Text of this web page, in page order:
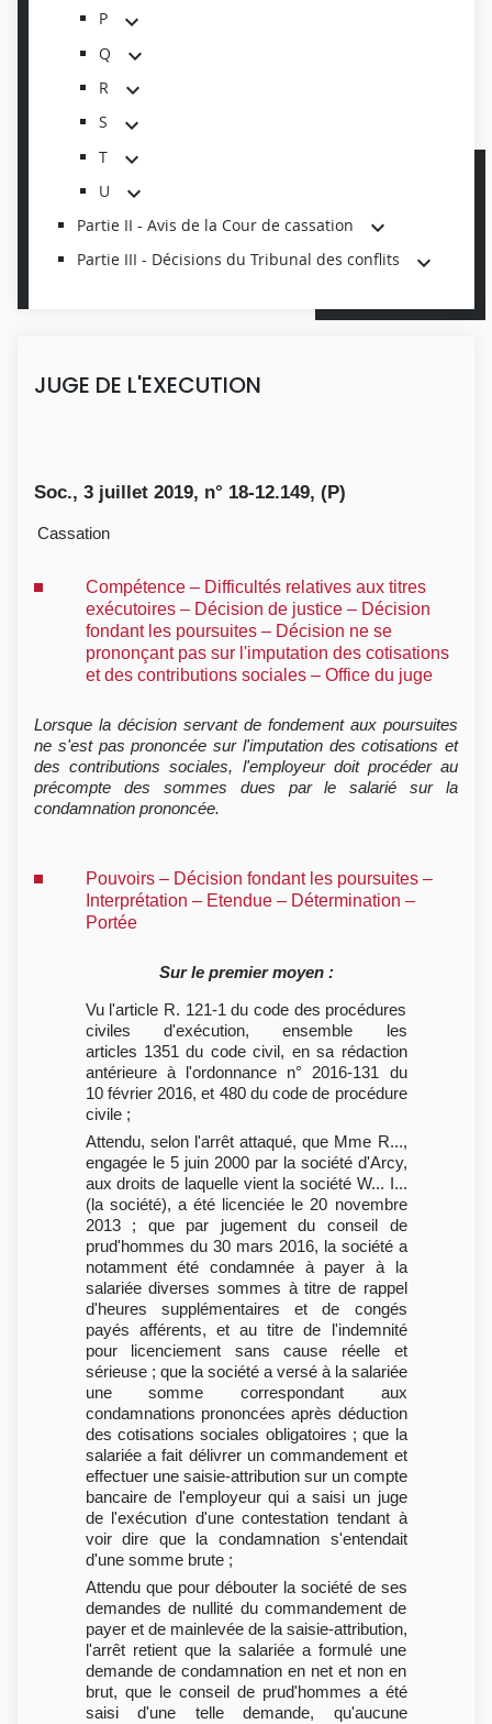
P
Q
R
S
T
U
Partie II - Avis de la Cour de cassation
Partie III - Décisions du Tribunal des conflits
JUGE DE L'EXECUTION
Soc., 3 juillet 2019, n° 18-12.149, (P)
Cassation
Compétence – Difficultés relatives aux titres
exécutoires – Décision de justice – Décision
fondant les poursuites – Décision ne se
prononçant pas sur l'imputation des cotisations
et des contributions sociales – Office du juge
Lorsque la décision servant de fondement aux poursuites
ne s'est pas prononcée sur l'imputation des cotisations et
des contributions sociales, l'employeur doit procéder au
précompte des sommes dues par le salarié sur la
condamnation prononcée.
Pouvoirs – Décision fondant les poursuites –
Interprétation – Etendue – Détermination –
Portée
Sur le premier moyen :
Vu l'article R. 121-1 du code des procédures
civiles d'exécution, ensemble les
articles 1351 du code civil, en sa rédaction
antérieure à l'ordonnance n° 2016-131 du
10 février 2016, et 480 du code de procédure
civile ;
Attendu, selon l'arrêt attaqué, que Mme R...,
engagée le 5 juin 2000 par la société d'Arcy,
aux droits de laquelle vient la société W... I...
(la société), a été licenciée le 20 novembre
2013 ; que par jugement du conseil de
prud'hommes du 30 mars 2016, la société a
notamment été condamnée à payer à la
salariée diverses sommes à titre de rappel
d'heures supplémentaires et de congés
payés afférents, et au titre de l'indemnité
pour licenciement sans cause réelle et
sérieuse ; que la société a versé à la salariée
une somme correspondant aux
condamnations prononcées après déduction
des cotisations sociales obligatoires ; que la
salariée a fait délivrer un commandement et
effectuer une saisie-attribution sur un compte
bancaire de l'employeur qui a saisi un juge
de l'exécution d'une contestation tendant à
voir dire que la condamnation s'entendait
d'une somme brute ;
Attendu que pour débouter la société de ses
demandes de nullité du commandement de
payer et de mainlevée de la saisie-attribution,
l'arrêt retient que la salariée a formulé une
demande de condamnation en net et non en
brut, que le conseil de prud'hommes a été
saisi d'une telle demande, qu'aucune